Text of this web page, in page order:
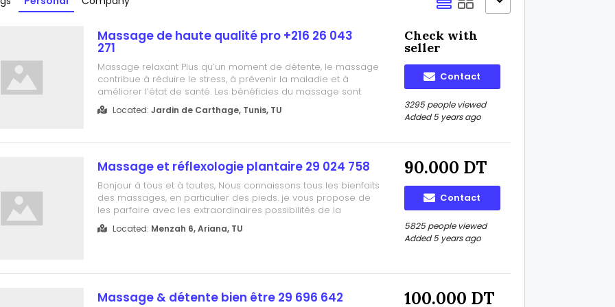
Massage de haute qualité pro +216 26 043
271
Massage relaxant Plus qu’un moment de détente, le massage
contribue à réduire le stress, à prévenir la maladie et à
améliorer l’état de santé. Les bénéficies du massage sont
clairement établis et vous aident à atténuer: les douleurs et
tension musculaires le stress, l’anxiété et vous redonne la
Located: Jardin de Carthage, Tunis, TU
Check with
seller
Contact
3295 people viewed
Added 5 years ago
Massage et réflexologie plantaire 29 024 758
Bonjour à tous et à toutes, Nous connaissons tous les bienfaits
des massages, en particulier des pieds. je vous propose de
les parfaire avec les extraordinaires possibilités de la
réflexologie plantaire. Que ce soit pour diminuer le stress, les
angoisses, les émotions débordantes ou encore pour
Located: Menzah 6, Ariana, TU
90.000 DT
Contact
5825 people viewed
Added 5 years ago
Massage & détente bien être 29 696 642 100.000 DT